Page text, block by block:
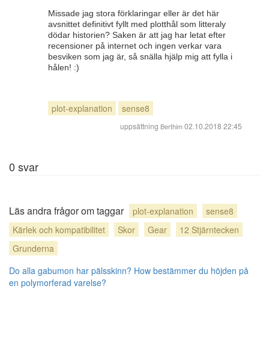
Missade jag stora förklaringar eller är det här
avsnittet definitivt fyllt med plotthål som litteraly
dödar historien? Saken är att jag har letat efter
recensioner på internet och ingen verkar vara
besviken som jag är, så snälla hjälp mig att fylla i
hålen! :)
plot-explanation sense8
uppsättning Berthim02.10.2018 22:45
0 svar
Läs andra frågor om taggar plot-explanation
sense8
Kärlek och kompatibilitet
Skor Gear
12 Stjärntecken
Grunderna
Do alla gabumon har pälsskinn? How bestämmer du höjden på
en polymorferad varelse?